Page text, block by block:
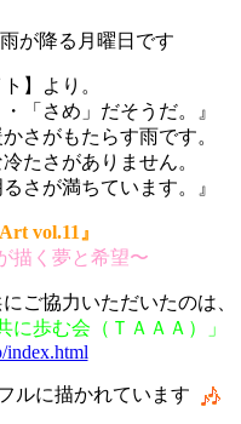
が降る月曜日です
】より。
「さめ」だそうだ。』
さがもたらす雨です。
たさがありません。
さが満ちています。』
vol.11』
描く夢と希望〜
ご協力いただいたのは、
に歩む会（ＴＡＡＡ）」
index.html
ルに描かれています